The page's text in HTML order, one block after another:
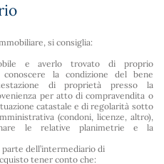
si consiglia:
e averlo trovato di proprio
la condizione del bene
di proprietà presso la
per atto di compravendita o
catastale e di regolarità sotto
(condoni, licenze, altro),
le relative planimetrie e la
dell’intermediario di
tener conto che: